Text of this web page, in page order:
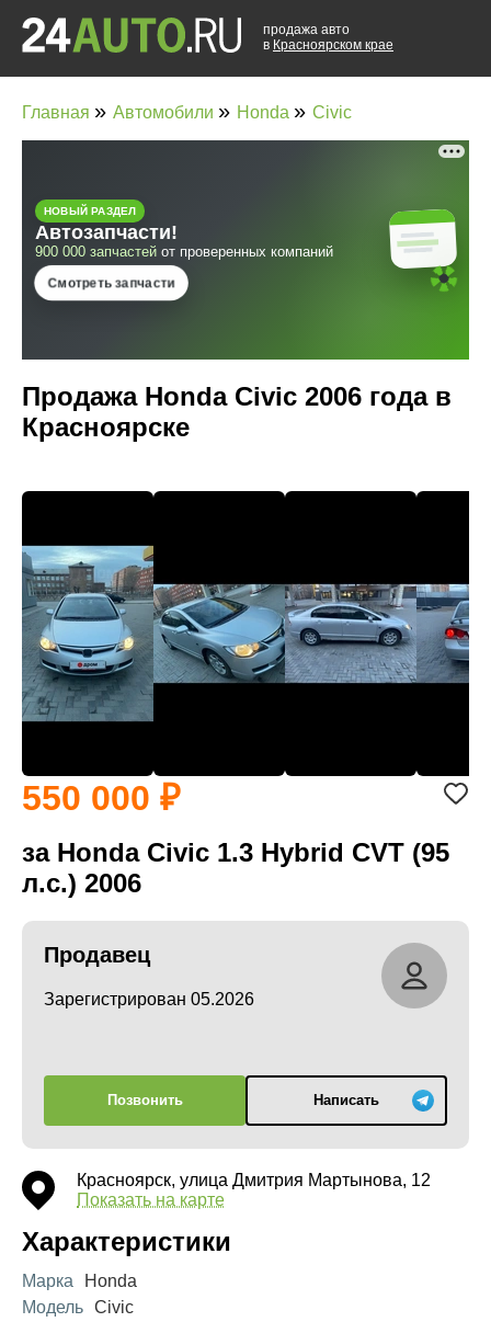
продажа авто
в Красноярском крае
Главная » Автомобили » Honda » Civic
Продажа Honda Civic 2006 года в
Красноярске
550 000
за Honda Civic 1.3 Hybrid CVT (95
л.с.) 2006
Продавец
Зарегистрирован 05.2026
Позвонить Написать
Красноярск, улица Дмитрия Мартынова, 12
Показать на карте
Характеристики
Марка
Honda
Модель Civic